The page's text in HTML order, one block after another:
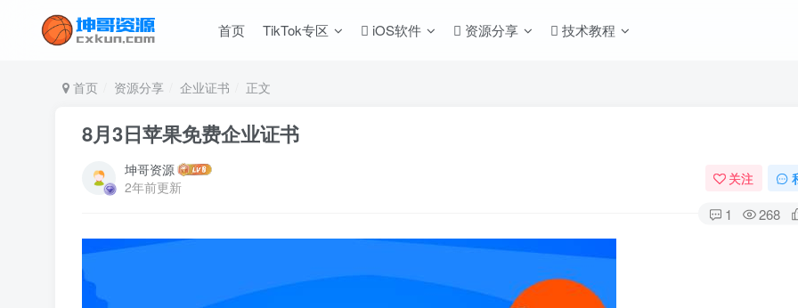
首页 TikTok专区 iOS软件 资源分享 技术教程
首页 资源分享 企业证书 正文
8月3日苹果免费企业证书
坤哥资源
2年前更新
关注
1 268